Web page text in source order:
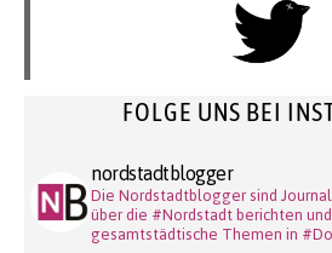
FOLGE UNS BEI
nordstadtblogger
Die Nordstadtblogger sind
über die #Nordstadt berichten
gesamtstädtische Themen in